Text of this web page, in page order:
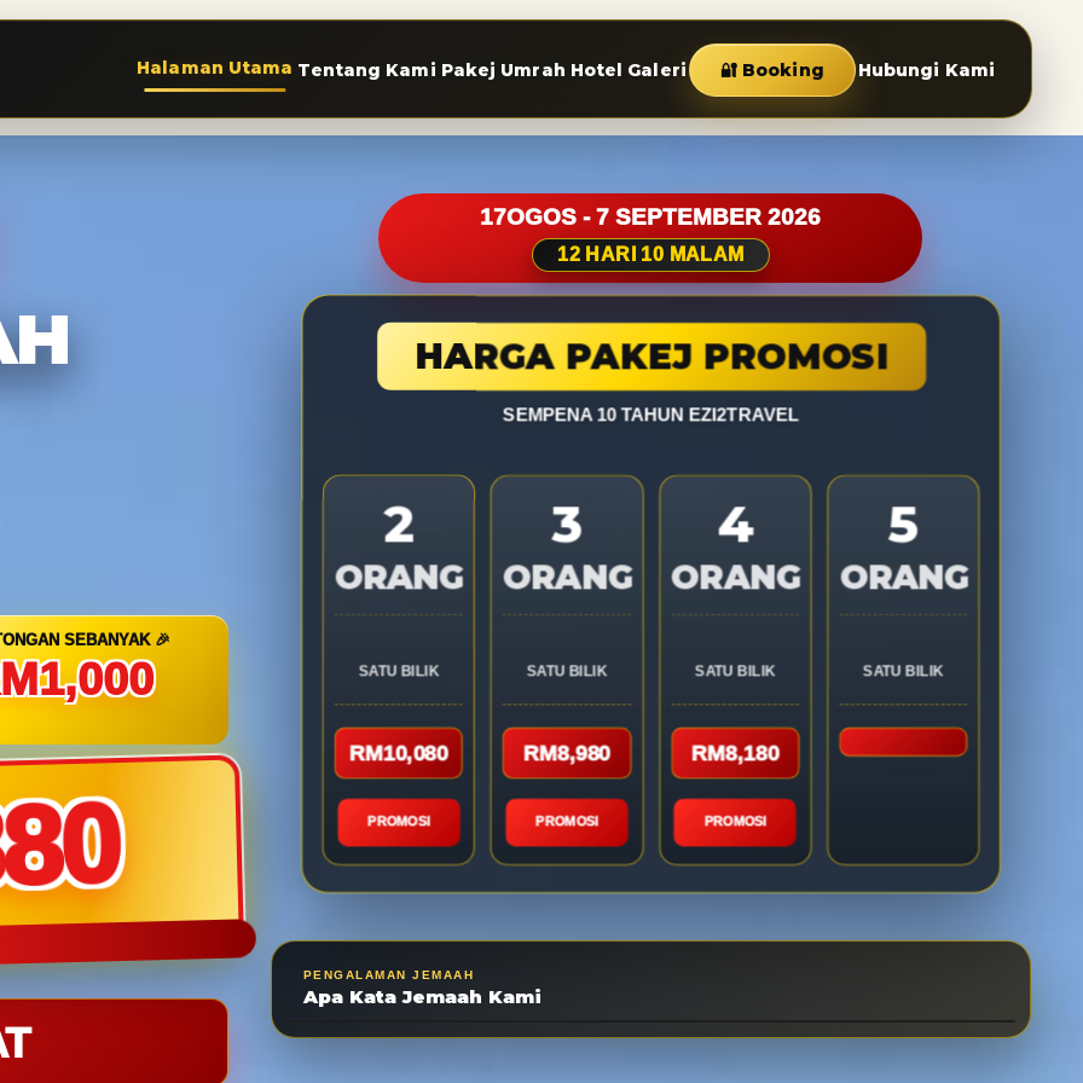
Halaman Utama Tentang Kami Pakej Umrah Hotel Galeri 🔐 Booking Hubungi Kami
SEBANYAK 🎉
17OGOS - 7 SEPTEMBER 2026
12 HARI 10 MALAM
HARGA PAKEJ PROMOSI
SEMPENA 10 TAHUN EZI2TRAVEL
2
ORANG
SATU BILIK
RM10,080
PROMOSI
3
ORANG
SATU BILIK
RM8,980
PROMOSI
4
ORANG
SATU BILIK
RM8,180
PROMOSI
5
ORANG
SATU BILIK
PENGALAMAN JEMAAH
Apa Kata Jemaah Kami